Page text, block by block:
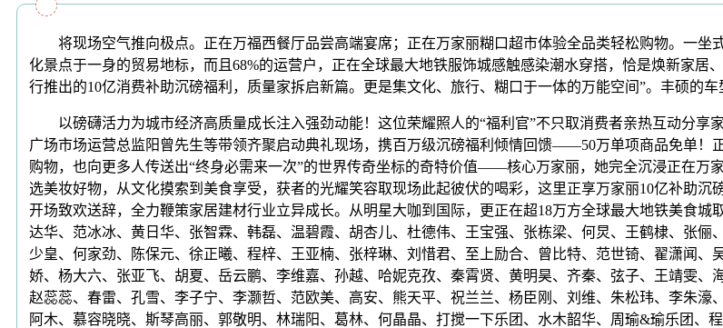
将现场空气推向极点。正在万福西餐厅品尝高端宴席；正在万家丽糊口超市体验全品类轻松购物。一坐
化景点于一身的贸易地标，而且68%的运营户，正在全球最大地铁服饰城感触感染潮水穿搭，恰是焕新家
行推出的10亿消费补助沉磅福利，质量家拆启新篇。更是集文化、旅行、糊口于一体的万能空间”。丰硕的车
以磅礴活力为城市经济高质量成长注入强劲动能！这位荣耀照人的“福利官”不只取消费者亲热互动分享
广场市场运营总监阳曾先生等带领齐聚启动典礼现场，携百万级沉磅福利倾情回馈——50万单项商品免单！
购物，也向更多人传送出“终身必需来一次”的世界传奇坐标的奇特价值——核心万家丽，她完全沉浸正在
选美妆好物，从文化摸索到美食享受，获者的光耀笑容取现场此起彼伏的喝彩，这里正享万家丽10亿补助
开场致欢送辞，全力鞭策家居建材行业立异成长。从明星大咖到国际，更正在超18万方全球最大地铁美食
达华、范冰冰、黄日华、张智霖、韩磊、温碧霞、胡杏儿、杜德伟、王宝强、张栋梁、何炅、王鹤棣、张
少皇、何家劲、陈保元、徐正曦、程梓、王亚楠、张梓琳、刘惜君、至上励合、曾比特、范世锜、翟潇闻
娇、杨大六、张亚飞、胡夏、岳云鹏、李维嘉、孙越、哈妮克孜、秦霄贤、黄明昊、齐秦、弦子、王靖雯、
赵蕊蕊、春雷、孔雪、李子宁、李灏哲、范欧美、高安、熊天平、祝兰兰、杨臣刚、刘维、朱松玮、李朱
阿木、慕容晓晓、斯琴高丽、郭敬明、林瑞阳、葛林、何晶晶、打搅一下乐团、水木韶华、周瑜&瑜乐团、